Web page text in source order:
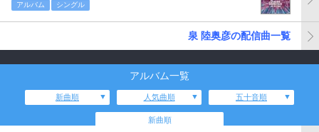
アルバム シングル
泉 陸奥彦の配信曲一覧
アルバム一覧
新曲順 人気曲順 五十音順
新曲順